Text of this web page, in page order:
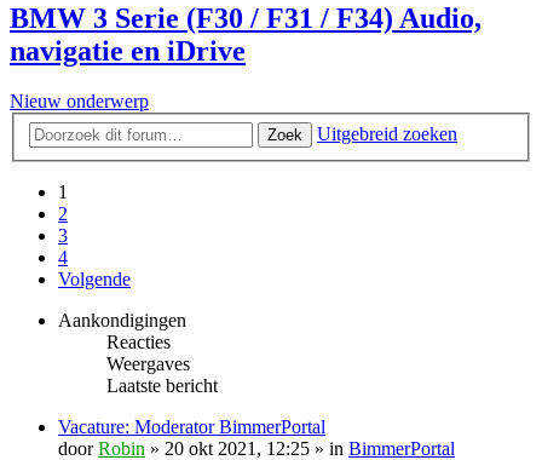
BMW 3 Serie (F30 / F31 / F34) Audio,
navigatie en iDrive
Nieuw onderwerp
Zoek Uitgebreid zoeken
1
2
3
4
Volgende
Aankondigingen
Reacties
Weergaves
Laatste bericht
Vacature: Moderator BimmerPortal
doorRobin » 20 okt 2021, 12:25 » in BimmerPortal